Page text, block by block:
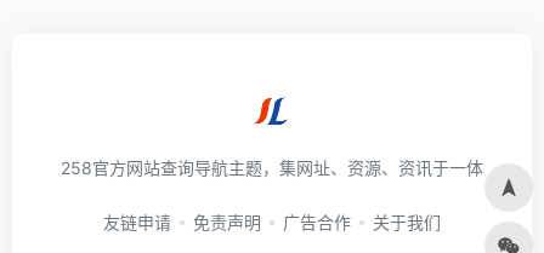
258官方网站查询导航主题，集网址、资源、资讯于一体
友链申请 免责声明 广告合作 关于我们